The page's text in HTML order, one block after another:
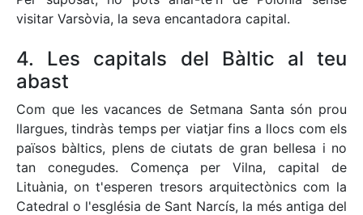
visitar Varsòvia, la seva encantadora capital.
4. Les capitals del Bàltic al teu
abast
Com que les vacances de Setmana Santa són prou
llargues, tindràs temps per viatjar fins a llocs com els
països bàltics, plens de ciutats de gran bellesa i no
tan conegudes. Comença per Vilna, capital de
Lituània, on t'esperen tresors arquitectònics com la
Catedral o l'església de Sant Narcís, la més antiga del